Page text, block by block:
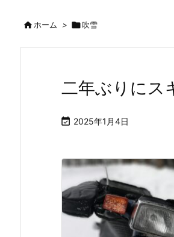
ホーム > 吹雪
二年ぶりにス
 2025年1月4日